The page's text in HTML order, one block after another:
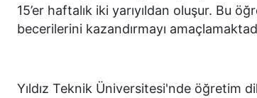
15’er haftalık iki yarıyıldan oluşur. Bu
becerilerini kazandırmayı
Yıldız Teknik Üniversitesi'nde öğretim